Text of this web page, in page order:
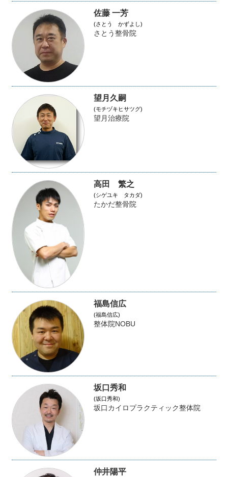
佐藤 一芳
(さとう かずよし)
さとう整骨院
望月久嗣
(モチヅキヒサツグ)
望月治療院
高田 繁之
(シゲユキ タカダ)
たかだ整骨院
福島信広
(福島信広)
整体院NOBU
坂口秀和
(坂口秀和)
坂口カイロプラクティック整体院
仲井陽平